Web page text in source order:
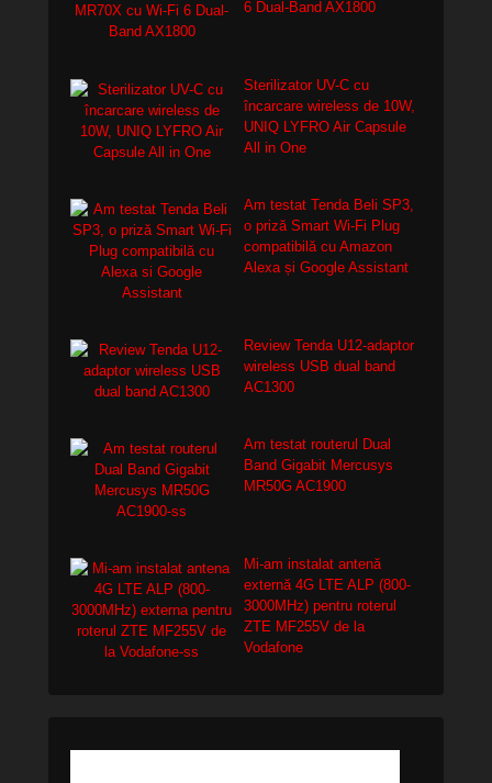
6 Dual-Band AX1800
Sterilizator UV-C cu
încarcare wireless de 10W,
UNIQ LYFRO Air Capsule
All in One
Am testat Tenda Beli SP3,
o priză Smart Wi-Fi Plug
compatibilă cu Amazon
Alexa și Google Assistant
Review Tenda U12-adaptor
wireless USB dual band
AC1300
Am testat routerul Dual
Band Gigabit Mercusys
MR50G AC1900
Mi-am instalat antenă
externă 4G LTE ALP (800-
3000MHz) pentru roterul
ZTE MF255V de la
Vodafone